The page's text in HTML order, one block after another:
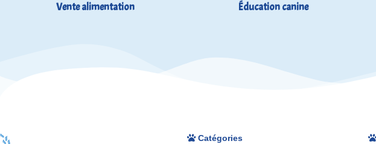
Vente alimentation Éducation canine
Catégories